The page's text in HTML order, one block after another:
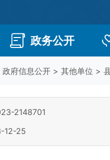
政务公开
政府信息公开 > 其他单位 >
2148701
12-25